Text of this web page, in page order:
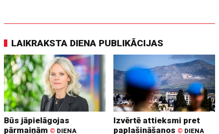
LAIKRAKSTA DIENA PUBLIKĀCIJAS
Būs jāpielāgojas
pārmaiņām © DIENA
Izvērtē attieksmi pret
paplašināšanos © DIENA